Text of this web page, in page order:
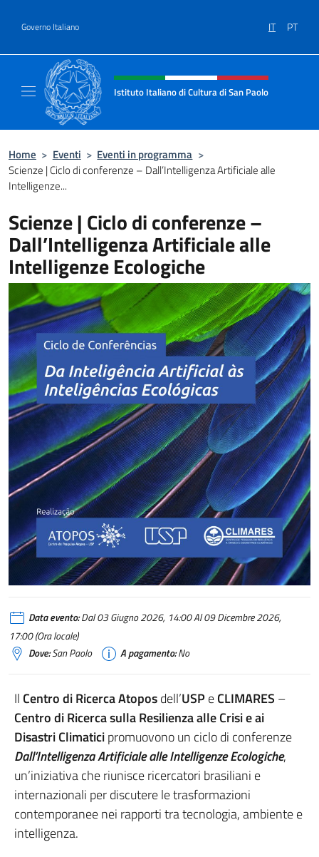
Governo Italiano IT PT
Intestazione sito, social e menù
Istituto Italiano di Cultura di San Paolo
Home > Eventi > Eventi in programma >
Scienze | Ciclo di conferenze – Dall’Intelligenza Artificiale alle
Intelligenze...
Scienze | Ciclo di conferenze –
Dall’Intelligenza Artificiale alle
Intelligenze Ecologiche
Data evento:Dal 03 Giugno 2026, 14:00 Al 09 Dicembre 2026,
17:00 (Ora locale)
Dove:San Paolo A pagamento:No
Il Centro di Ricerca Atoposdell’USPeCLIMARES –
Centro di Ricerca sulla Resilienza alle Crisi e ai
Disastri Climaticipromuovono un ciclo di conferenze
Dall’Intelligenza Artificiale alle Intelligenze Ecologiche,
un’iniziativa che riunisce ricercatori brasiliani e
internazionali per discutere le trasformazioni
contemporanee nei rapporti tra tecnologia, ambiente e
intelligenza.